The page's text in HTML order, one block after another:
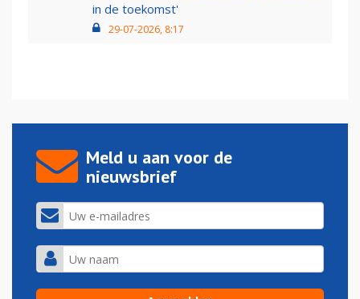
in de toekomst'
29-07-2026, 8:17
Meld u aan voor de
nieuwsbrief